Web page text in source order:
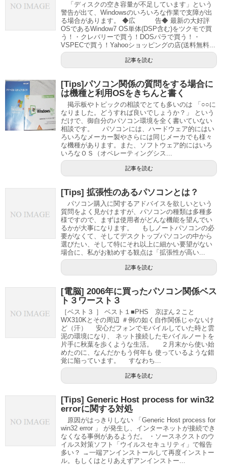
「ディスクの空き容量が不足しています」という
警告が出て、Windowsのいろいろな作業で支障が出
る場合があります。 ◆広 告◆ 最新の大好評
OSであるWindow7 OS単体(DSP含む)をツクモで買
う！・クレバリーで買う！DOSパラで買う！・
VSPECで買う！Yahooショッピングの店(送料無料...
記事を読む
[Tips]パソコン関係の質問をする場合に
は機種と利用OSをきちんと書く
掲示板やトピックの相談でとても多いのは 「○○に
なりました。どうすれば良いでしょうか？」 という
だけで、御自分のパソコン環境を全く書いていない
相談です。 パソコンには、ハードウェア的にはい
ろいろなメーカー製やさらには同じメーカでも様々
な機種があります。また、ソフトウェア的にはいろ
いろなＯＳ（オペレーティングシス...
記事を読む
[Tips] 拡張性のあるパソコンとは？
パソコン購入に関するアドバイスを欲しいという
質問をよく見かけますが、パソコンの種類は多種多
様ですので、まずは使用者がどんな機能を望んでい
るかが大事になります。 もしノートパソコンの必
要がなくて、そしてデスクトップパソコンの中から
選びたい、そして特にそれ以上に細かい要望がない
場合に、私がお勧めする観点は「拡張性が高い...
記事を読む
[電脳] 2006年に買ったパソコン関係ベス
ト３ワースト３
［ベスト３ ］ ベスト１■PHS 京ぽん２こと
WX310Kとその周辺 ＃例の如く自作関係じゃないけ
ど（汗） 安心だフォンでモバイルしていた時と雲
泥の環境になり、 ネット接続したモバイルノートを
片手に秋葉を歩くような生活。 ２月末から使い始
めたのに、なんだかもう何年も 使っているような錯
覚に陥っています。 すなわち...
記事を読む
[Tips] Generic Host process for win32
errorに関する対処
原因がはっきりしない 「Generic Host process for
win32 error 」 が発生し、インターネットが接続でき
なくなる事例があるようだ。 ・ソースネクストのウ
イルス対策ソフト「ウイルスセキュリティ」で報告
多い？ →一端アンインストールして再度インストー
ル。もしくはとりあえずアンインストー...